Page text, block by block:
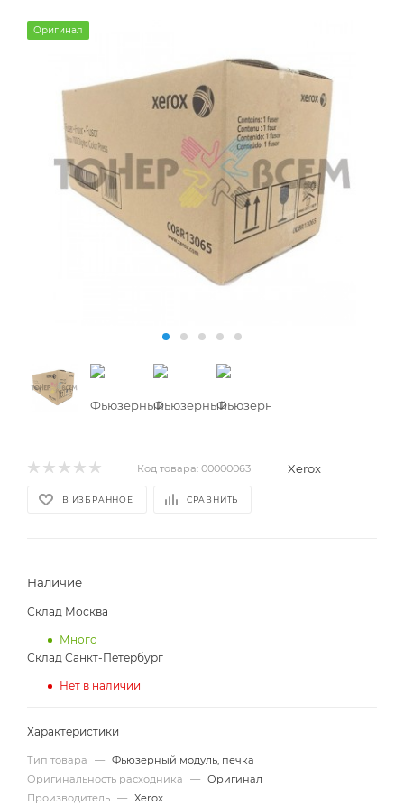
Оригинал
Код товара: 00000063 Xerox
В ИЗБРАННОЕ СРАВНИТЬ
Наличие
Склад Москва
Много
Склад Санкт-Петербург
Нет в наличии
Характеристики
Тип товара — Фьюзерный модуль, печка
Оригинальность расходника
— Оригинал
Производитель — Xerox